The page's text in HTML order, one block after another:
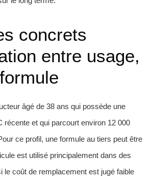
concrets
entre usage,
âgé de 38 ans qui possède une
récente et qui parcourt environ 12 000
ce profil, une formule au tiers peut être
est utilisé principalement dans des
le coût de remplacement est jugé faible